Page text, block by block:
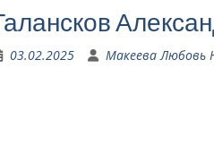
03.02.2025 Макеева Любовь